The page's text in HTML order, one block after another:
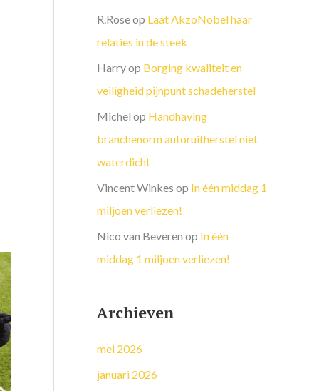
R.Roseop Laat AkzoNobel haar
relaties in de steek
Harryop Borging kwaliteit en
veiligheid pijnpunt schadeherstel
Michel op Handhaving
branchenorm autoruitherstel niet
waterdicht
Vincent Winkes op In één middag 1
miljoen verliezen!
Nico van Beveren op In één
middag 1 miljoen verliezen!
Archieven
mei 2026
januari 2026